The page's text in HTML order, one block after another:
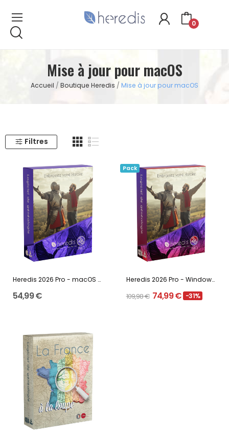
0
Mise à jour pour macOS
Accueil Boutique Heredis Mise à jour pour macOS
Filtres
Heredis 2026 Pro - macOS - Mise à jour
54,99 €
Pack
Heredis 2026 Pro - Windows et macOS - Mise à jour
109,98 € 74,99 € -31%